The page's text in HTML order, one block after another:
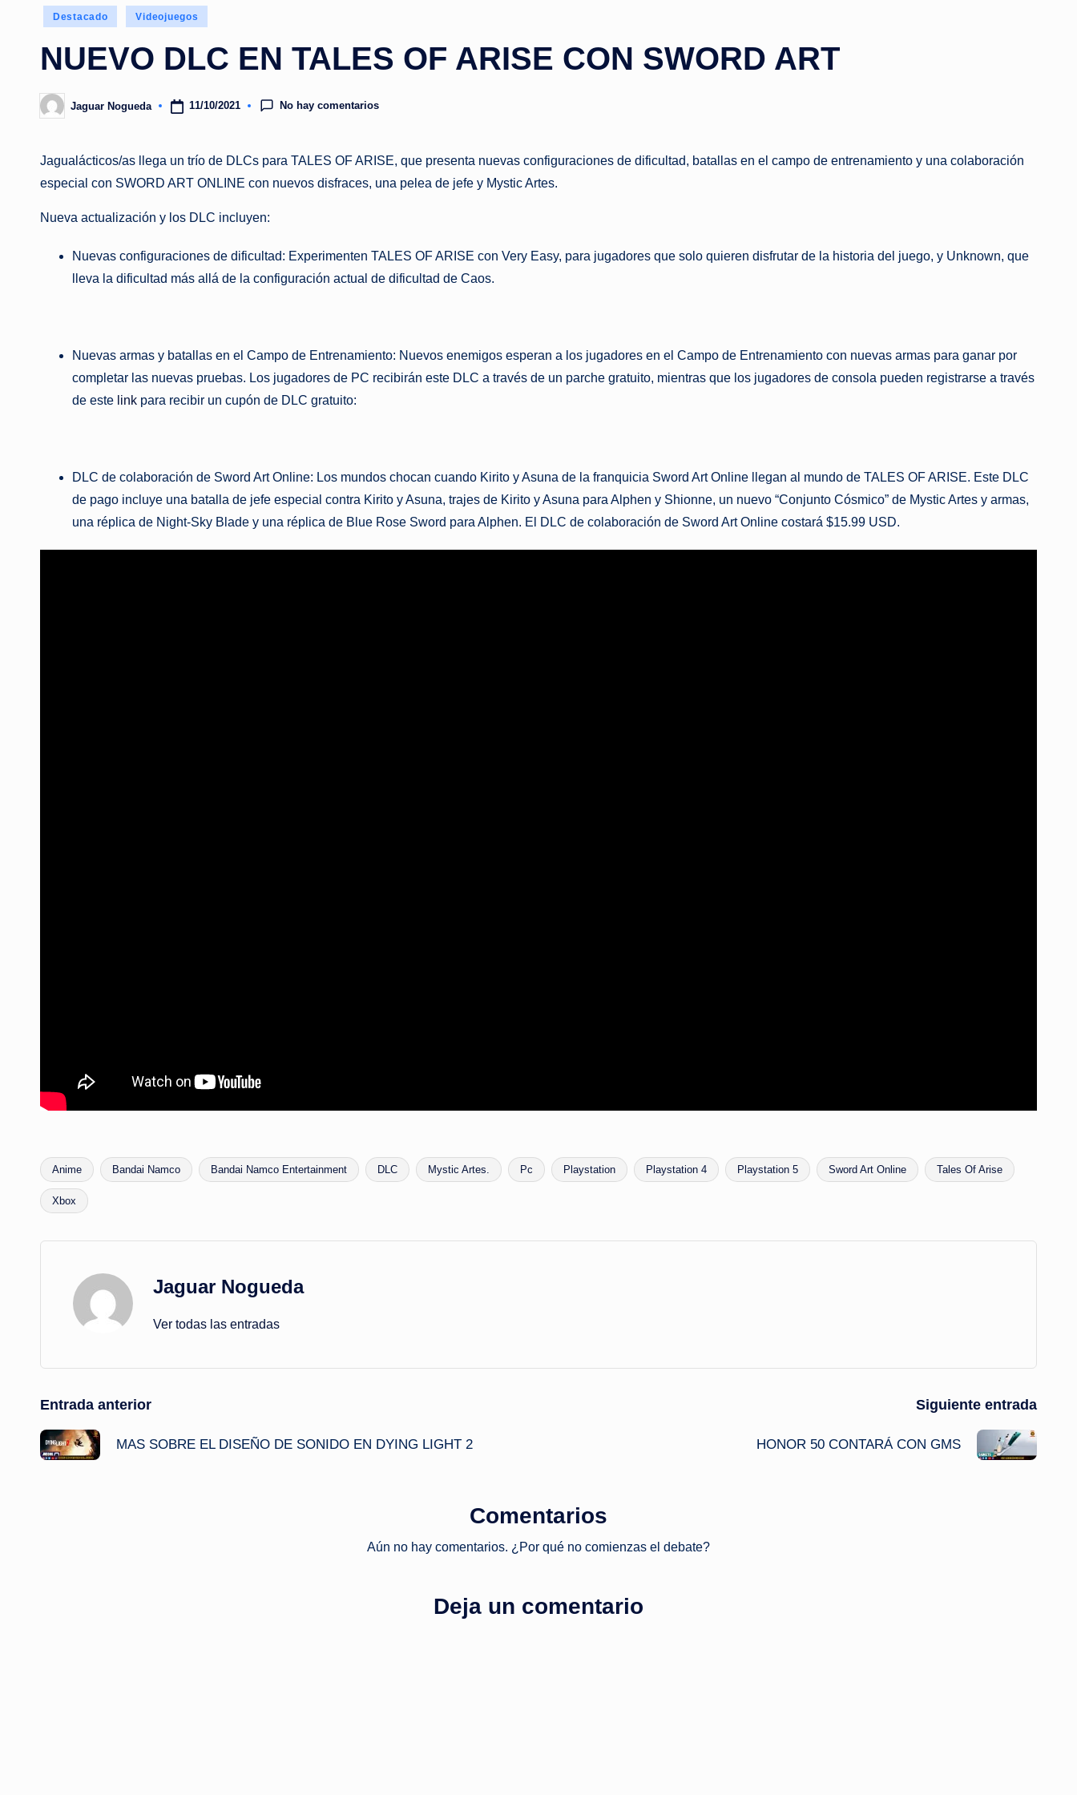
Publicado
Destacado Videojuegos
NUEVO DLC EN TALES OF ARISE CON SWORD ART
Publicado
por
Jaguar Nogueda 11/10/2021 No hay comentarios
Jagualácticos/as llega un trío de DLCs para TALES OF ARISE, que presenta nuevas configuraciones de dificultad, batallas en el campo de entrenamiento y una colaboración
especial con SWORD ART ONLINE con nuevos disfraces, una pelea de jefe y Mystic Artes.
Nueva actualización y los DLC incluyen:
Nuevas configuraciones de dificultad: Experimenten TALES OF ARISE con Very Easy, para jugadores que solo quieren disfrutar de la historia del juego, y Unknown, que
lleva la dificultad más allá de la configuración actual de dificultad de Caos.
Nuevas armas y batallas en el Campo de Entrenamiento: Nuevos enemigos esperan a los jugadores en el Campo de Entrenamiento con nuevas armas para ganar por
completar las nuevas pruebas. Los jugadores de PC recibirán este DLC a través de un parche gratuito, mientras que los jugadores de consola pueden registrarse a través
de este link para recibir un cupón de DLC gratuito:
DLC de colaboración de Sword Art Online: Los mundos chocan cuando Kirito y Asuna de la franquicia Sword Art Online llegan al mundo de TALES OF ARISE. Este DLC
de pago incluye una batalla de jefe especial contra Kirito y Asuna, trajes de Kirito y Asuna para Alphen y Shionne, un nuevo “Conjunto Cósmico” de Mystic Artes y armas,
una réplica de Night-Sky Blade y una réplica de Blue Rose Sword para Alphen. El DLC de colaboración de Sword Art Online costará $15.99 USD.
Etiquetas:
Anime Bandai Namco Bandai Namco Entertainment DLC Mystic Artes. Pc Playstation Playstation 4 Playstation 5 Sword Art Online Tales Of Arise
Xbox
Jaguar Nogueda
Ver todas las entradas
Navegación
de
Entrada anterior
MAS SOBRE EL DISEÑO DE SONIDO EN DYING LIGHT 2
Siguiente entrada
HONOR 50 CONTARÁ CON GMS
Comentarios
Aún no hay comentarios. ¿Por qué no comienzas el debate?
Deja un comentario